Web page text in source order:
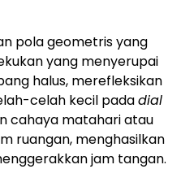
pola geometris yang
yang menyerupai
halus, merefleksikan
celah kecil padadial
cahaya matahari atau
ruangan, menghasilkan
jam tangan.